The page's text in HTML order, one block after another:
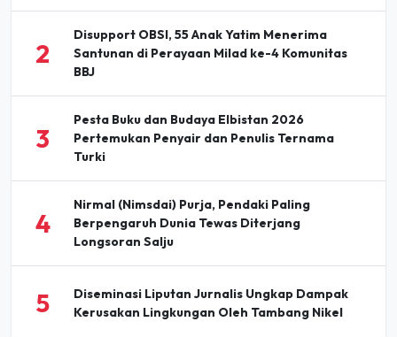
2
Disupport OBSI, 55 Anak Yatim Menerima
Santunan di Perayaan Milad ke-4 Komunitas
BBJ
3
Pesta Buku dan Budaya Elbistan 2026
Pertemukan Penyair dan Penulis Ternama
Turki
4
Nirmal (Nimsdai) Purja, Pendaki Paling
Berpengaruh Dunia Tewas Diterjang
Longsoran Salju
5
Diseminasi Liputan Jurnalis Ungkap Dampak
Kerusakan Lingkungan Oleh Tambang Nikel